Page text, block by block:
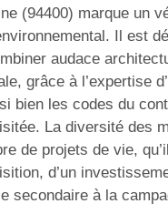
(94400) marque un
Il est
audace
grâce à l’expertise
bien les codes du
La diversité des
de projets de vie,
d’un
secondaire à la